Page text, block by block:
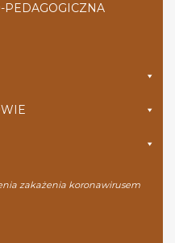
PEDAGOGICZNA
zakażenia koronawirusem